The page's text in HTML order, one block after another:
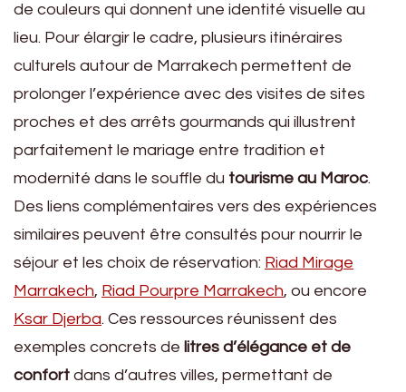
de couleurs qui donnent une identité visuelle au
lieu. Pour élargir le cadre, plusieurs itinéraires
culturels autour de Marrakech permettent de
prolonger l’expérience avec des visites de sites
proches et des arrêts gourmands qui illustrent
parfaitement le mariage entre tradition et
modernité dans le souffle du tourisme au Maroc.
Des liens complémentaires vers des expériences
similaires peuvent être consultés pour nourrir le
séjour et les choix de réservation: Riad Mirage
Marrakech, Riad Pourpre Marrakech, ou encore
Ksar Djerba. Ces ressources réunissent des
exemples concrets de litres d’élégance et de
confort dans d’autres villes, permettant de